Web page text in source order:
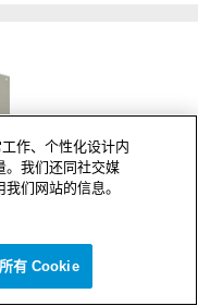
作、个性化设计内
。我们还同社交媒
们网站的信息。
有 Cookie